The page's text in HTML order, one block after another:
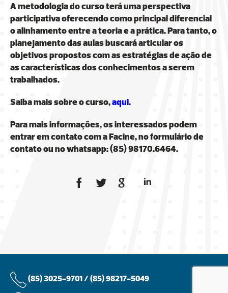
A metodologia do curso terá uma perspectiva
participativa oferecendo como principal diferencial
o alinhamento entre a teoria e a prática. Para tanto, o
planejamento das aulas buscará articular os
objetivos propostos com as estratégias de ação de
as características dos conhecimentos a serem
trabalhados.
Saiba mais sobre o curso,aqui.
Para mais informações, os interessados podem
entrar em contato com a Facine, no formulário de
contato ou no whatsapp: (85) 98170.6464.
(85) 3025-9701 / (85) 98217-5049